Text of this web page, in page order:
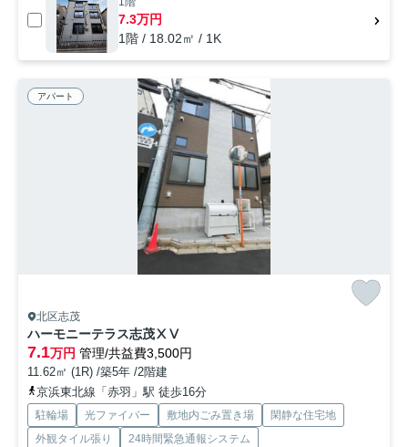
7.3万円
1階 / 18.02㎡ / 1K
アパート
北区志茂
ハーモニーテラス志茂ⅩⅤ
7.1万円 管理/共益費3,500円
11.62㎡ (1R) /築5年 /2階建
京浜東北線「赤羽」駅 徒歩16分
駐輪場 光ファイバー 敷地内ごみ置き場
閑静な住宅地
外観タイル張り
24時間緊急通報システム